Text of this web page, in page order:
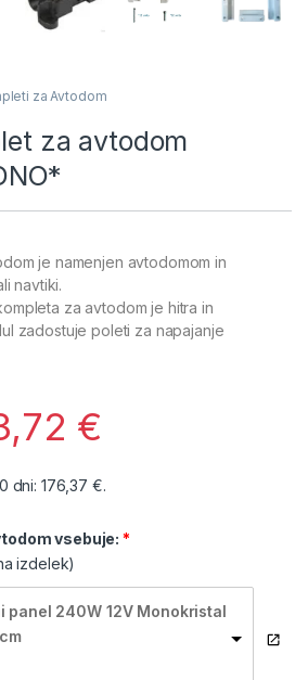
za Avtodom
za avtodom
je namenjen avtodomom in
navtiki.
za avtodom je hitra in
zadostuje poleti za napajanje
€
dni: 176,37 €.
vsebuje:
izdelek)
panel 240W 12V Monokristal